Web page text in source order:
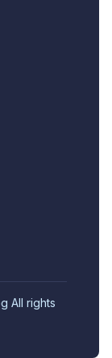
All rights